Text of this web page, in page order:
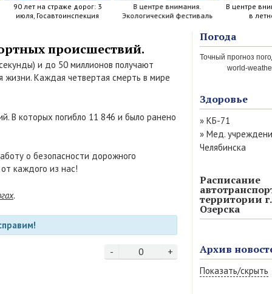
В центре внимания.
Экологический фестиваль
В центре внимания. Прогулка
в летнем парке.
В центре
происшествий.
и до 50 миллионов получают
Каждая четвертая смерть в мире
В которых погибло 11 846 и было ранено
о безопасности дорожного
каждого из нас!
.
- 0 +
Погода
world-
Здоровье
» КБ-71
» Мед.
Челябинска
Расписание
территории г.
Озерска
Архив
Показать/скрыть